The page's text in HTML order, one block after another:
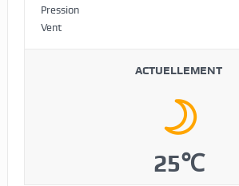
Pression
Vent
ACTUELLEMENT
25℃